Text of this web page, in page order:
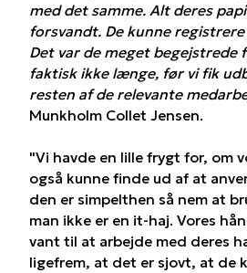
med det samme. Alt deres
forsvandt. De kunne
Det var de meget begejstrede
faktisk ikke længe, før vi fik
resten af de relevante
Munkholm Collet Jensen.
"Vi havde en lille frygt for, om
også kunne finde ud af at
den er simpelthen så nem at
man ikke er en it-haj. Vores
vant til at arbejde med deres
ligefrem, at det er sjovt, at de